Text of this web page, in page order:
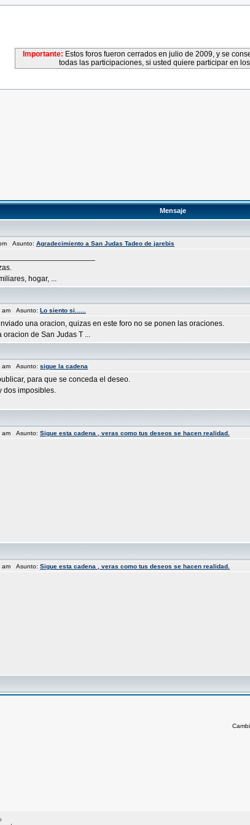
Importante: Estos foros fueron cerrados en julio de 2009, y se
todas las participaciones, si usted quiere participar en
Mensaje
Asunto: Agradecimiento a San Judas Tadeo de jarebis
hogar, ...
am Asunto: Lo siento si......
una oracion, quizas en este foro no se ponen las oraciones.
de San Judas T ...
am Asunto: sigue la cadena
para que se conceda el deseo.
dos imposibles.
am Asunto: Sigue esta cadena , veras como tus deseos se hacen realidad.
am Asunto: Sigue esta cadena , veras como tus deseos se hacen realidad.